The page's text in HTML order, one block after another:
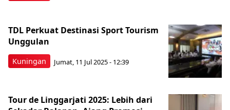
Kuningan
TDL Perkuat Destinasi Sport Tourism
Unggulan
Jumat, 11 Jul 2025 - 12:39
Tour de Linggarjati 2025: Lebih dari